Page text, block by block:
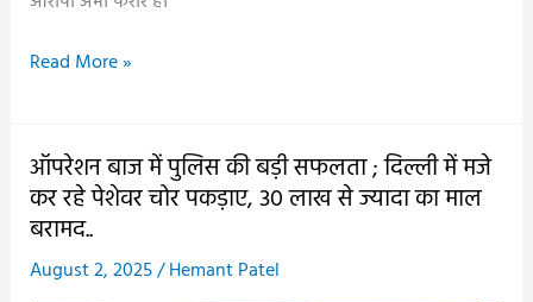
चोरी
घंटे
में
आरोपी
Read More »
ऑपरेशन बाज में पुलिस की बड़ी सफलता ; दिल्ली में मजे
कर रहे पेशेवर चोर पकड़ाए, 30 लाख से ज्यादा का माल
बरामद..
August 2, 2025/Hemant Patel